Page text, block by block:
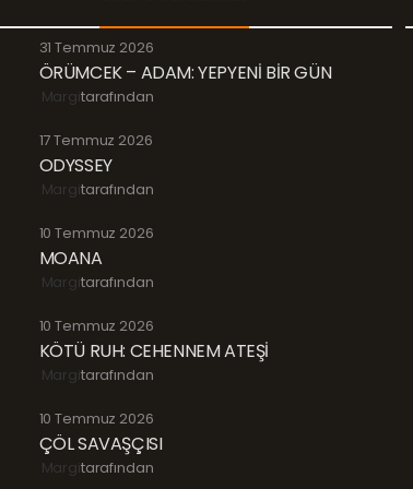
31 Temmuz 2026
ÖRÜMCEK – ADAM: YEPYENİ BİR GÜN
Margitarafından
17 Temmuz 2026
ODYSSEY
Margitarafından
10 Temmuz 2026
MOANA
Margitarafından
10 Temmuz 2026
KÖTÜ RUH: CEHENNEM ATEŞİ
Margitarafından
10 Temmuz 2026
ÇÖL SAVAŞÇISI
Margitarafından